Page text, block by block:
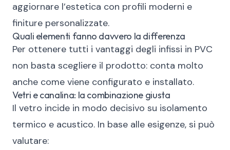
aggiornare l’estetica con profili moderni e
finiture personalizzate.
Quali elementi fanno davvero la differenza
Per ottenere tutti i vantaggi degli infissi in PVC
non basta scegliere il prodotto: conta molto
anche come viene configurato e installato.
Vetri e canalina: la combinazione giusta
Il vetro incide in modo decisivo su isolamento
termico e acustico. In base alle esigenze, si può
valutare: